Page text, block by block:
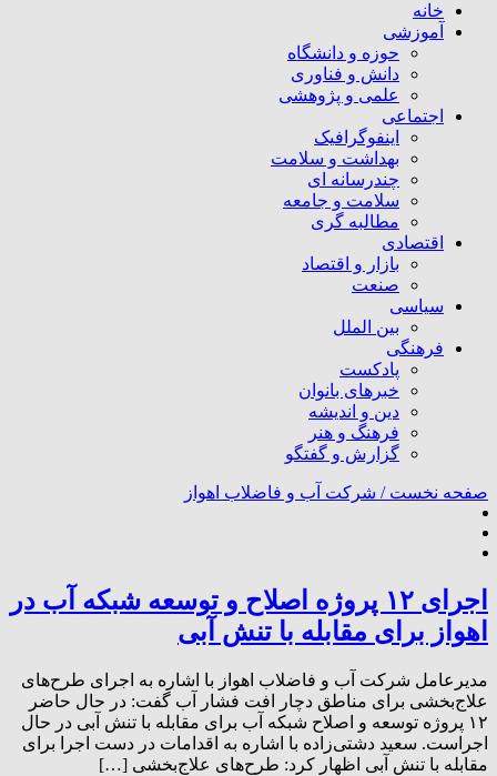
خانه
آموزشی
حوزه و دانشگاه
دانش و فناوری
علمی و پژوهشی
اجتماعی
اینفوگرافیک
بهداشت و سلامت
چندرسانه ای
سلامت و جامعه
مطالبه گری
اقتصادی
بازار و اقتصاد
صنعت
سیاسی
بین الملل
فرهنگی
پادکست
خبرهای بانوان
دین و اندیشه
فرهنگ و هنر
گزارش و گفتگو
صفحه نخست / شرکت آب و فاضلاب اهواز
اجرای ۱۲ پروژه اصلاح و توسعه شبکه آب در
اهواز برای مقابله با تنش آبی
مدیرعامل شرکت آب و فاضلاب اهواز با اشاره به اجرای طرح‌های
علاج‌بخشی برای مناطق دچار افت فشار آب گفت: در حال حاضر
۱۲ پروژه توسعه و اصلاح شبکه آب برای مقابله با تنش آبی در حال
اجراست. سعید دشتی‌زاده با اشاره به اقدامات در دست اجرا برای
مقابله با تنش آبی اظهار کرد: طرح‌های علاج‌بخشی […]